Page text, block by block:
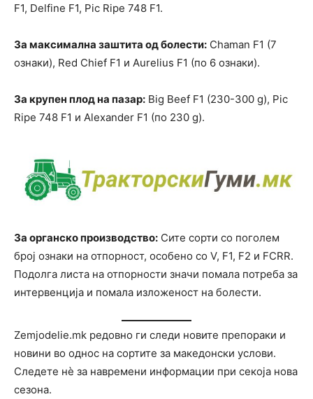
F1, Delfine F1, Pic Ripe 748 F1.
За максимална заштита од болести: Chaman F1 (7
ознаки), Red Chief F1 и Aurelius F1 (по 6 ознаки).
За крупен плод на пазар: Big Beef F1 (230-300 g), Pic
Ripe 748 F1 и Alexander F1 (по 230 g).
За органско производство: Сите сорти со поголем
број ознаки на отпорност, особено со V, F1, F2 и FCRR.
Подолга листа на отпорности значи помала потреба за
интервенција и помала изложеност на болести.
Zemjodelie.mk редовно ги следи новите препораки и
новини во однос на сортите за македонски услови.
Следете нè за навремени информации при секоја нова
сезона.